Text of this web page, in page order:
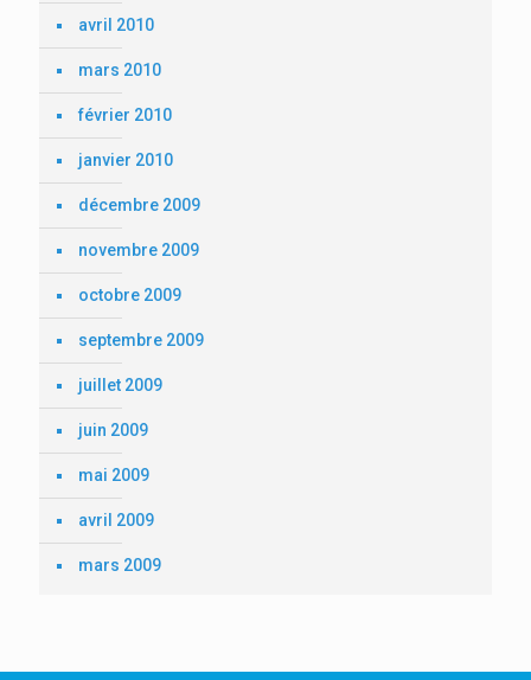
avril 2010
mars 2010
février 2010
janvier 2010
décembre 2009
novembre 2009
octobre 2009
septembre 2009
juillet 2009
juin 2009
mai 2009
avril 2009
mars 2009